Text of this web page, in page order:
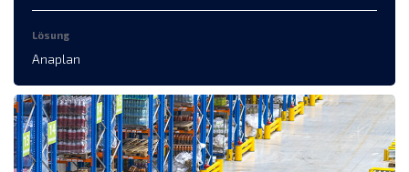
Lösung
Anaplan